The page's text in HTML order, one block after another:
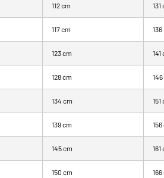
112 cm 131
117 cm
123 cm 141
128 cm
134 cm 151
139 cm
145 cm 161
150 cm